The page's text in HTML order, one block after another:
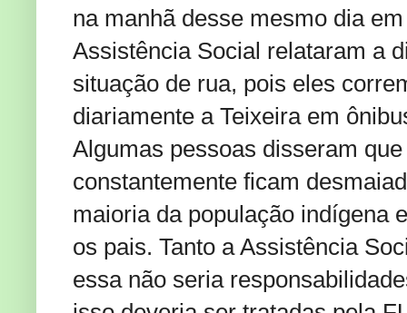
na manhã desse mesmo dia
Assistência Social relataram a
situação de rua, pois eles
diariamente a Teixeira em
Algumas pessoas disseram
constantemente ficam
maioria da população indígena
os pais. Tanto a Assistência
essa não seria